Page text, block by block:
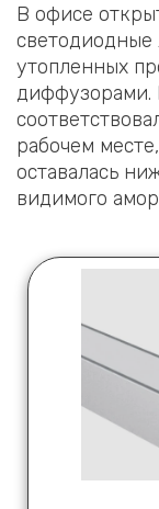
В офисе
утопленных
диффузорами.
рабочем
оставалась
видимого